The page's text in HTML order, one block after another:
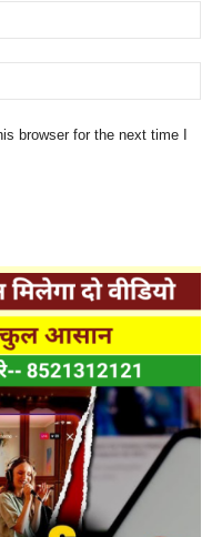
browser for the next time I